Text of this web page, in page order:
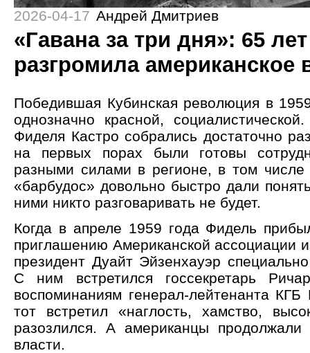
2026-04-17 Андрей Дмитриев
«Гавана за три дня»: 65
разгромила американское
Победившая Кубинская революция в
однозначно красной,
Фиделя Кастро собрались достаточно
на первых порах были готовы
разными силами в регионе, в том
«барбудос» довольно быстро дали
ними никто разговаривать не будет.
Когда в апреле 1959 года Фидель
приглашению Американской ассоциации
президент Дуайт Эйзенхауэр
С ним встретился госсекретарь
воспоминаниям генерал-лейтенанта
тот встретил «наглость, хамство,
разозлился. А американцы
власти.